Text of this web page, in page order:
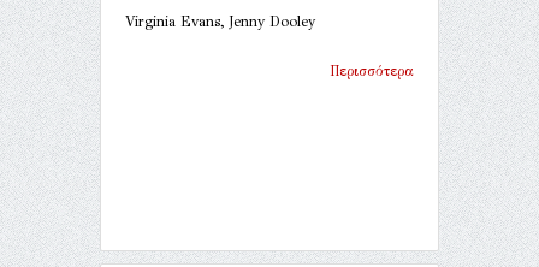
Virginia Evans, Jenny Dooley
Περισσότερα